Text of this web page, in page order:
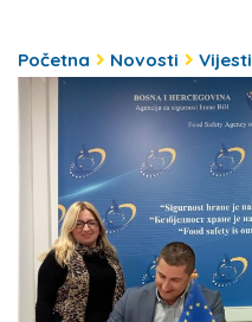
Početna Novosti Vijesti